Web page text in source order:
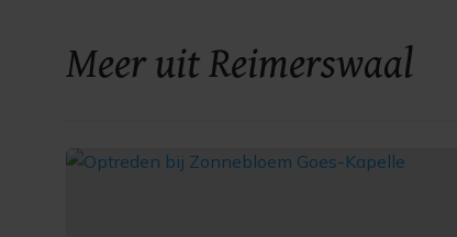
Meer uit Reimerswaal